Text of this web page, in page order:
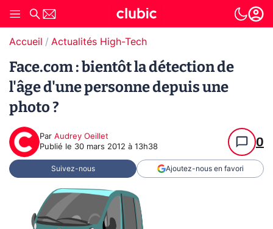
Accueil Actualités High-Tech
Face.com : bientôt la détection de
l'âge d'une personne depuis une
photo ?
Par Audrey Oeillet
Publié le 30 mars 2012 à 13h38 0
Suivez-nous Ajoutez-nous en favori